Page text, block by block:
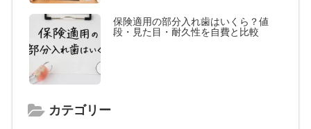
保険適用の部分入れ歯はいくら？値
段・見た目・耐久性を自費と比較
カテゴリー